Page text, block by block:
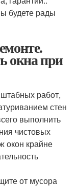
будете рады
окна при
работ,
стен
выполнить
чистовых
окон крайне
от мусора